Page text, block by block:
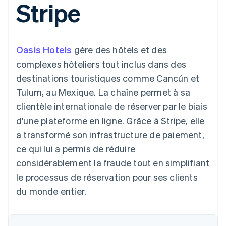
Moyens de
paiement
Accès à plus
de paiement
Terminal
personne
Authorization
Optimisation
des
Paiements
accélérés
personnalisés
Data Pipeline
Synchronisation
des données
Plus
Découvrez ce qui vous attend
l’application
Places de marché
Gestion financière
Par secteur d'activité
Entreprises d'IA
création
Jeux
loisirs
Assurances
Médias et
divertissements
Organismes à but non
lucratif
entreprises
ou une place de marché
Gérer les abonnements
facturation à
l’utilisation
Émettre des cartes qui
reposent sur les
cryptomonnaies
stables
Fournir et gérer des
services à l’aide
d’agents
Ressources
Intégrations
d'applications
Blog des développeurs
Entreprise
produit
Conférence annuelle de
Sessions
Carrières
Salle de presse
Stripe Press
Contact
Nous contacter
Devenir partenaire
Stripe
Oasis Hotels gère des hôtels et des
complexes hôteliers tout inclus dans des
destinations touristiques comme Cancún et
Tulum, au Mexique. La chaîne permet à sa
clientèle internationale de réserver par le biais
d'une plateforme en ligne. Grâce à Stripe, elle
a transformé son infrastructure de paiement,
ce qui lui a permis de réduire
considérablement la fraude tout en simplifiant
le processus de réservation pour ses clients
du monde entier.